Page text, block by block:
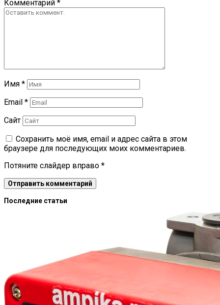
Комментарий *
Имя *
Email *
Сайт
Сохранить моё имя, email и адрес сайта в этом
браузере для последующих моих комментариев.
Потяните слайдер вправо *
Последние статьи